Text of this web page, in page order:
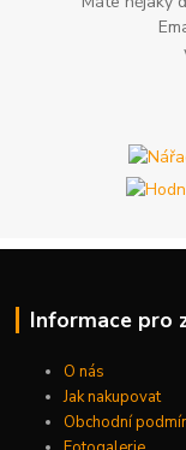
Informace pro
O nás
Jak nakupovat
Obchodní